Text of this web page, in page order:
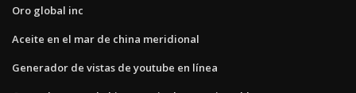
Oro global inc
Aceite en el mar de china meridional
Generador de vistas de youtube en línea